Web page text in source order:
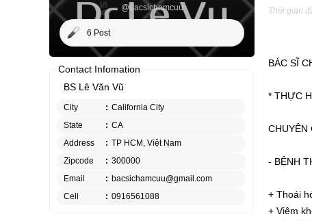
@bacsichamcuu
6 Post
Contact Infomation
BS Lê Văn Vũ
City : California City
State
: CA
Address
: TP HCM, Việt Nam
Zipcode
: 300000
Email
: bacsichamcuu@gmail.com
Cell
: 0916561088
Thời gian
BÁC SĨ
* THỰC
CHUYÊN
- BỆNH
+ Thoái
+ Viêm